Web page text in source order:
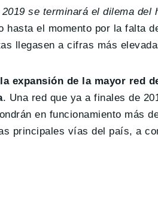
2019 se terminará el dilema del
hasta el momento por la falta
llegasen a cifras más
expansión de la mayor red
. Una red que ya a finales de
en funcionamiento más
principales vías del país, a